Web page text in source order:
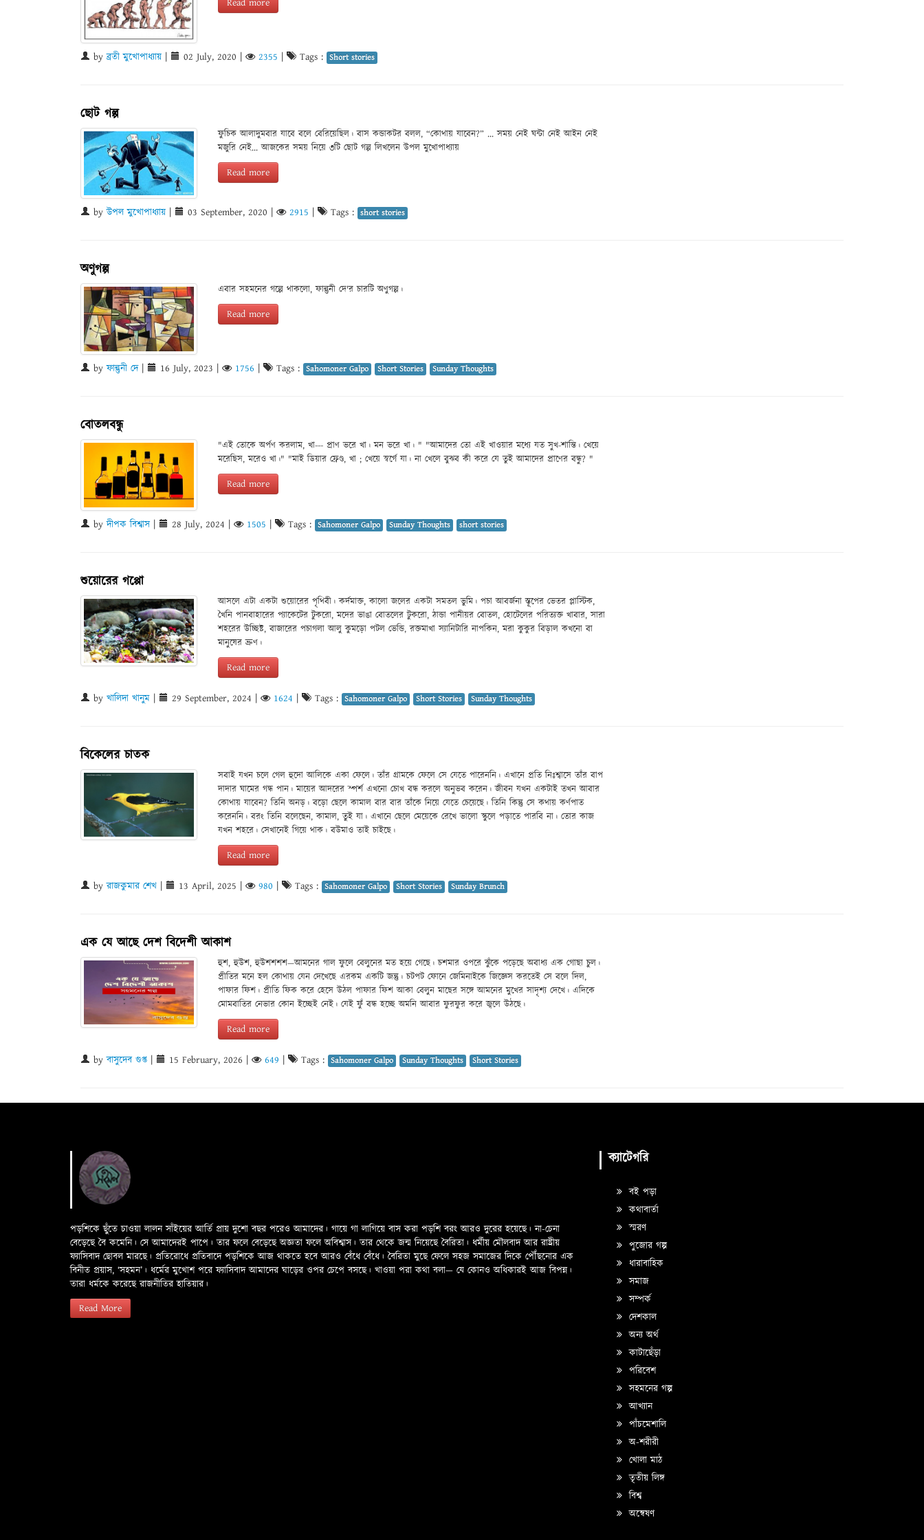
Read more
byব্রতী মুখোপাধ্যায় | 02 July, 2020 | 2355 | Tags : Short stories
ছোট গল্প
ফুচিক আলাদুমবার যাবে বলে বেরিয়েছিল। বাস কন্ডাকটর বলল, “কোথায় যাবেন?” ... সময় নেই ঘন্টা নেই আইন নেই
মজুরি নেই... আজকের সময় নিয়ে ৩টি ছোট গল্প লিখলেন উপল মুখোপাধ্যায়
Read more
byউপল মুখোপাধ্যায় 03 September, 2020 2915 Tags : short stories
অণুগল্প
এবার সহমনের গল্পে থাকলো, ফাল্গুনী দে'র চারটি অণুগল্প।
Read more
byফাল্গুনী দে| 16 July, 2023 | 1756 | Tags : Sahomoner Galpo Short Stories Sunday Thoughts
বোতলবন্ধু
"এই তোকে অর্পণ করলাম, খা--- প্রাণ ভরে খা। মন ভরে খা। " "আমাদের তো এই খাওয়ার মধ্যে যত সুখ-শান্তি। খেয়ে
মরেছিস, মরেও খা।" "মাই ডিয়ার ফ্রেণ্ড, খা ; খেয়ে স্বর্গে যা। না খেলে বুঝব কী করে যে তুই আমাদের প্রাণের বন্ধু? "
Read more
byদীপক বিশ্বাস| 28 July, 2024 | 1505 | Tags : Sahomoner Galpo Sunday Thoughts short stories
শুয়োরের গপ্পো
আসলে এটা একটা শুয়োরের পৃথিবী। কর্দমাক্ত, কালো জলের একটা সমতল ভুমি। পচা আবর্জনা স্তূপের ভেতর প্লাস্টিক,
খৈনি পানবাহারের প্যাকেটের টুকরো, মদের ভাঙা বোতলের টুকরো, ঠান্ডা পানীয়র বোতল, হোটেলের পরিত্যক্ত খাবার, সারা
শহরের উচ্ছিষ্ট, বাজারের পচাগলা আলু কুমড়ো পটল ভেন্ডি, রক্তমাখা স্যানিটারি নাপকিন, মরা কুকুর বিড়াল কখনো বা
মানুষের ভ্রুণ।
Read more
by খালিদা খানুম | 29 September, 2024 | 1624 | Tags : Sahomoner Galpo Short Stories Sunday Thoughts
বিকেলের চাতক
সবাই যখন চলে গেল হুদো আলিকে একা ফেলে। তাঁর গ্রামকে ফেলে সে যেতে পারেননি। এখানে প্রতি নিঃশ্বাসে তাঁর বাপ
দাদার ঘামের গন্ধ পান। মায়ের আদরের স্পর্শ এখনো চোখ বন্ধ করলে অনুভব করেন। জীবন যখন একটাই তখন আবার
কোথায় যাবেন? তিনি অনড়। বড়ো ছেলে কামাল বার বার তাঁকে নিয়ে যেতে চেয়েছে। তিনি কিন্তু সে কথায় কর্ণপাত
করেননি। বরং তিনি বলেছেন, কামাল, তুই যা। এখানে ছেলে মেয়েকে রেখে ভালো স্কুলে পড়াতে পারবি না। তোর কাজ
যখন শহরে। সেখানেই গিয়ে থাক। বউমাও তাই চাইছে।
Read more
byরাজকুমার শেখ | 13 April, 2025 | 980 | Tags : Sahomoner Galpo Short Stories Sunday Brunch
এক যে আছে দেশ বিদেশী আকাশ
হুশ, হুউশ, হুউশশশশ—আমনের গাল ফুলে বেলুনের মত হয়ে গেছে। চশমার ওপরে ঝুঁকে পড়েছে অবাধ্য এক গোছা চুল।
প্রীতির মনে হল কোথায় যেন দেখেছে এরকম একটি জন্তু। চটপট ফোনে জেমিনাইকে জিজ্ঞেস করতেই সে বলে দিল,
পাফার ফিশ। প্রীতি ফিক করে হেসে উঠল পাফার ফিশ আকা বেলুন মাছের সঙ্গে আমনের মুখের সাদৃশ্য দেখে। এদিকে
মোমবাতির নেভার কোন ইচ্ছেই নেই। যেই ফুঁ বন্ধ হচ্ছে অমনি আবার ফুরফুর করে জ্বলে উঠছে।
Read more
byবাসুদেব গুপ্ত | 15 February, 2026 | 649 | Tags : Sahomoner Galpo Sunday Thoughts Short Stories
পড়শিকে ছুঁতে চাওয়া লালন সাঁইয়ের আর্তি প্রায় দুশো বছর পরেও আমাদের। গায়ে গা লাগিয়ে বাস করা পড়শি বরং আরও দুরের হয়েছে। না-চেনা
বেড়েছে বৈ কমেনি। সে আমাদেরই পাপে। তার ফলে বেড়েছে অজ্ঞতা ফলে অবিশ্বাস। তার থেকে জন্ম নিয়েছে বৈরিতা। ধর্মীয় মৌলবাদ আর রাষ্ট্রীয়
ফ্যাসিবাদ ছোবল মারছে। প্রতিরোধে প্রতিবাদে পড়শিকে আজ থাকতে হবে আরও বেঁধে বেঁধে। বৈরিতা মুছে ফেলে সহজ সমাজের দিকে পৌঁছনোর এক
বিনীত প্রয়াস, ‘সহমন’। ধর্মের মুখোশ পরে ফ্যাসিবাদ আমাদের ঘাড়ের ওপর চেপে বসছে। খাওয়া পরা কথা বলা—­­ যে কোনও অধিকারই আজ বিপন্ন।
তারা ধর্মকে করেছে রাজনীতির হাতিয়ার।
Read More
ক্যাটেগরি
বই পড়া
কথাবার্তা
স্মরণ
পুজোর গল্প
ধারাবাহিক
সমাজ
সম্পর্ক
দেশকাল
অন্য অর্থ
কাটাছেঁড়া
পরিবেশ
সহমনের গল্প
আখ্যান
পাঁচমেশালি
অ-শরীরী
খোলা মাঠ
তৃতীয় লিঙ্গ
বিশ্ব
অন্বেষণ